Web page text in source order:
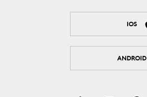
IOS
ANDROID